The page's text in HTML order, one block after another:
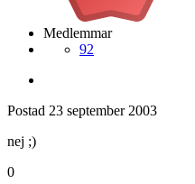
Medlemmar
92
Postad 23 september 2003
nej ;)
0